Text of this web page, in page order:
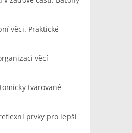
věci. Praktické
věcí
tvarované
prvky pro lepší